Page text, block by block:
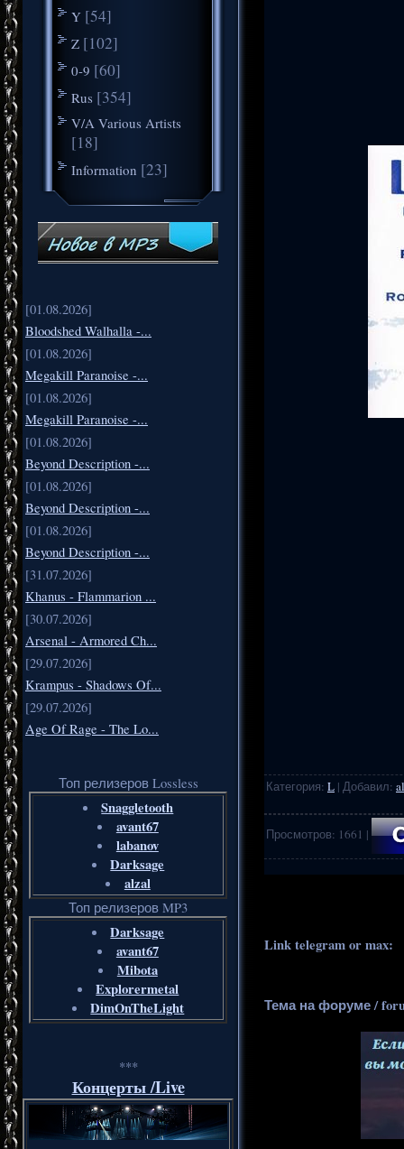
Y [54]
Z [102]
0-9 [60]
Rus [354]
V/A Various Artists
[18]
Information [23]
[01.08.2026]
Bloodshed Walhalla -...
[01.08.2026]
Megakill Paranoise -...
[01.08.2026]
Megakill Paranoise -...
[01.08.2026]
Beyond Description -...
[01.08.2026]
Beyond Description -...
[01.08.2026]
Beyond Description -...
[31.07.2026]
Khanus - Flammarion ...
[30.07.2026]
Arsenal - Armored Ch...
[29.07.2026]
Krampus - Shadows Of...
[29.07.2026]
Age Of Rage - The Lo...
Топ релизеров Lossless
Snaggletooth
avant67
labanov
Darksage
alzal
Топ релизеров MP3
Darksage
avant67
Mibota
Explorermetal
DimOnTheLight
***
Концерты /Live
Категория: L | Добавил:
Просмотров: 1661 |
Link telegram or max:
Тема на форуме /